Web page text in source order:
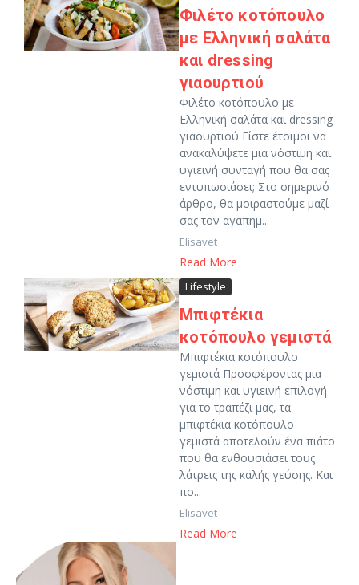
Φιλέτο κοτόπουλο
με Ελληνική σαλάτα
και dressing
γιαουρτιού
Φιλέτο κοτόπουλο με
Ελληνική σαλάτα και dressing
γιαουρτιού Είστε έτοιμοι να
ανακαλύψετε μια νόστιμη και
υγιεινή συνταγή που θα σας
εντυπωσιάσει; Στο σημερινό
άρθρο, θα μοιραστούμε μαζί
σας τον αγαπημ...
Elisavet
Read More
Lifestyle
Μπιφτέκια
κοτόπουλο γεμιστά
Μπιφτέκια κοτόπουλο
γεμιστά Προσφέροντας μια
νόστιμη και υγιεινή επιλογή
για το τραπέζι μας, τα
μπιφτέκια κοτόπουλο
γεμιστά αποτελούν ένα πιάτο
που θα ενθουσιάσει τους
λάτρεις της καλής γεύσης. Και
πο...
Elisavet
Read More